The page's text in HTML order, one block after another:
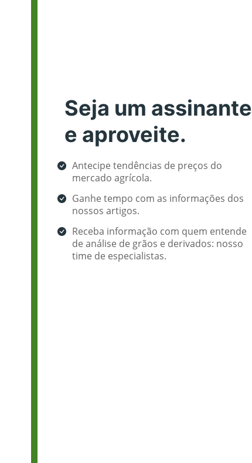
Seja um assinante
e aproveite.
Antecipe tendências de preços do
mercado agrícola.
Ganhe tempo com as informações dos
nossos artigos.
Receba informação com quem entende
de análise de grãos e derivados: nosso
time de especialistas.